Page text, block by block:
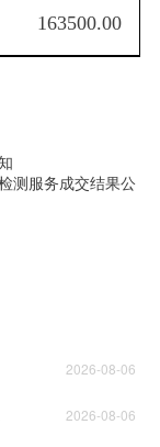
163500.00
测服务成交结果公
2026-08-06
2026-08-06